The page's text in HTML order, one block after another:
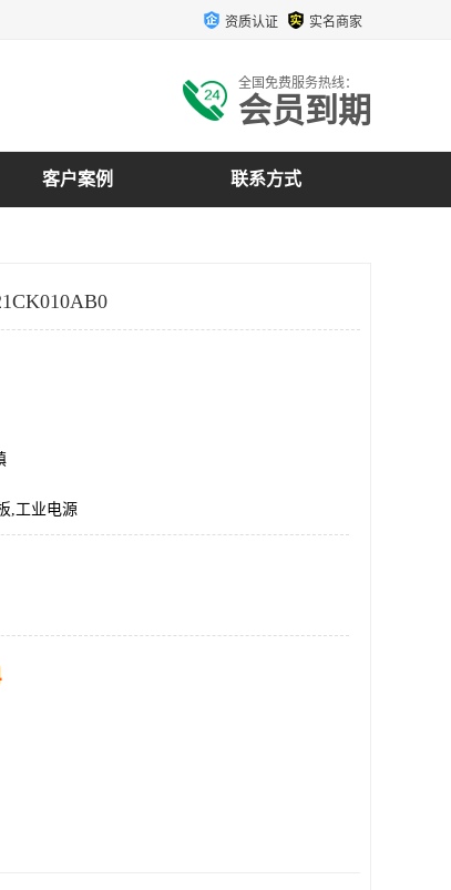
资质认证 实名商家
全国免费服务热线：
会员到期
客户案例 联系方式
,工业电源